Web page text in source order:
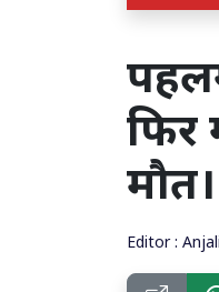
फिर
मौत।
Editor :